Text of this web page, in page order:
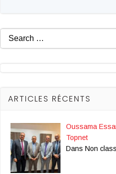
Search
for:
ARTICLES RÉCENTS
Oussama
Topnet
Dans Non